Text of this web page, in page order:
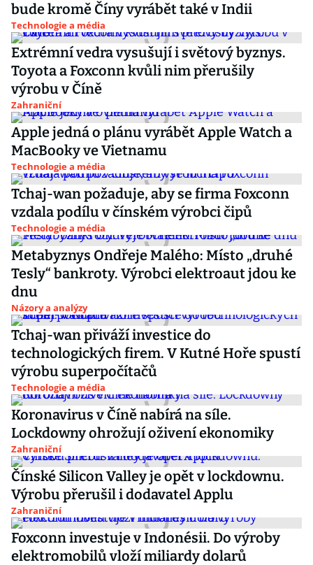
bude kromě Číny vyrábět také v Indii
Technologie a média
Extrémní vedra vysušují i světový byznys.
Toyota a Foxconn kvůli nim přerušily
výrobu v Číně
Zahraniční
Apple jedná o plánu vyrábět Apple Watch a
MacBooky ve Vietnamu
Technologie a média
Tchaj-wan požaduje, aby se firma Foxconn
vzdala podílu v čínském výrobci čipů
Technologie a média
Metabyznys Ondřeje Malého: Místo „druhé
Tesly“ bankroty. Výrobci elektroaut jdou ke
dnu
Názory a analýzy
Tchaj-wan přiváží investice do
technologických firem. V Kutné Hoře spustí
výrobu superpočítačů
Technologie a média
Koronavirus v Číně nabírá na síle.
Lockdowny ohrožují oživení ekonomiky
Zahraniční
Čínské Silicon Valley je opět v lockdownu.
Výrobu přerušil i dodavatel Applu
Zahraniční
Foxconn investuje v Indonésii. Do výroby
elektromobilů vloží miliardy dolarů